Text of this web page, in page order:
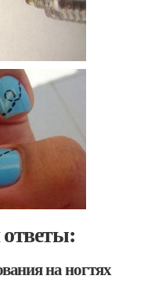
на ногтях